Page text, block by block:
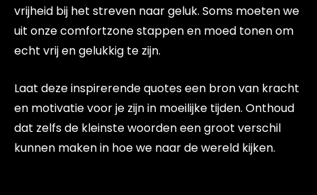
vrijheid bij het streven naar geluk. Soms moeten we
uit onze comfortzone stappen en moed tonen om
echt vrij en gelukkig te zijn.
Laat deze inspirerende quotes een bron van kracht
en motivatie voor je zijn in moeilijke tijden. Onthoud
dat zelfs de kleinste woorden een groot verschil
kunnen maken in hoe we naar de wereld kijken.